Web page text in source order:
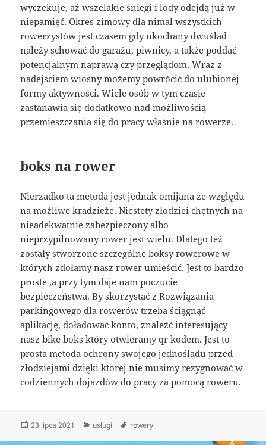
wyczekuje, aż wszelakie śniegi i lody odejdą już w
niepamięć. Okres zimowy dla nimal wszystkich
rowerzystów jest czasem gdy ukochany dwuślad
należy schować do garażu, piwnicy, a także poddać
potencjalnym naprawą czy przeglądom. Wraz z
nadejściem wiosny możemy powrócić do ulubionej
formy aktywności. Wiele osób w tym czasie
zastanawia się dodatkowo nad możliwością
przemieszczania się do pracy właśnie na rowerze.
boks na rower
Nierzadko ta metoda jest jednak omijana ze względu
na możliwe kradzieże. Niestety złodziei chętnych na
nieadekwatnie zabezpieczony albo
nieprzypilnowany rower jest wielu. Dlatego też
zostały stworzone szczególne boksy rowerowe w
których zdołamy nasz rower umieścić. Jest to bardzo
proste ,a przy tym daje nam poczucie
bezpieczeństwa. By skorzystać z Rozwiązania
parkingowego dla rowerów trzeba ściągnąć
aplikację, doładować konto, znaleźć interesujący
nasz bike boks który otwieramy qr kodem. Jest to
prosta metoda ochrony swojego jednośladu przed
złodziejami dzięki której nie musimy rezygnować w
codziennych dojazdów do pracy za pomocą roweru.
Data
23 lipca 2021 Kategorie
usługi Tagi
rowery